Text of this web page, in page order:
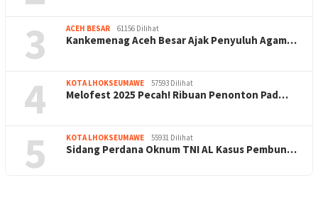
3 ACEH BESAR 61156 Dilihat
Kankemenag Aceh Besar Ajak Penyuluh Agam…
4 KOTA LHOKSEUMAWE 57593 Dilihat
Melofest 2025 Pecah! Ribuan Penonton Pad…
5 KOTA LHOKSEUMAWE 55931 Dilihat
Sidang Perdana Oknum TNI AL Kasus Pembun…